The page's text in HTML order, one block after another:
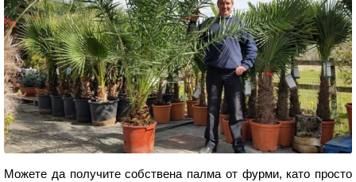
Можете да получите собствена палма от фурми, като просто